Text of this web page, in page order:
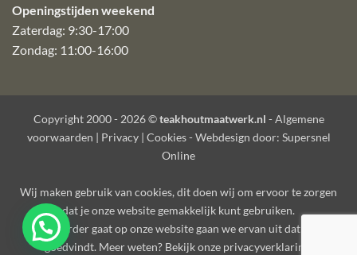
Openingstijden weekend
Zaterdag: 9:30-17:00
Zondag: 11:00-16:00
Copyright 2000 - 2026 ©teakhoutmaatwerk.nl - Algemene
voorwaarden | Privacy| Cookies- Webdesign door: Supersnel
Online
Wij maken gebruik van cookies, dit doen wij om ervoor te zorgen
dat je onze website gemakkelijk kunt gebruiken.
Als je verder gaat op onze website gaan we ervan uit dat je dat
goedvindt. Meer weten? Bekijk onze privacyverklaring